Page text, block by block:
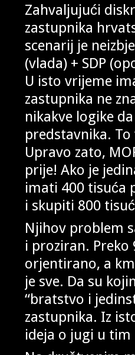
Zahvaljujući
zastupnika
scenarij je
(vlada) + SDP
U isto vrijeme
zastupnika ne
nikakve logike
predstavnika.
Upravo zato,
prije! Ako je
imati 400 tisuća
i skupiti 800
Njihov problem
i proziran.
orjentirano, a
je sve. Da su
“bratstvo i
zastupnika. Iz
ideja o jugi u tim